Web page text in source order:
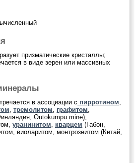
призматические кристаллы;
в виде зерен или массивных
в ассоциации с пирротином
тремолитом графитом
Outokumpu mine);
уранинитом кварцем (Габон,
виоларитом, монтрозеитом (Китай,